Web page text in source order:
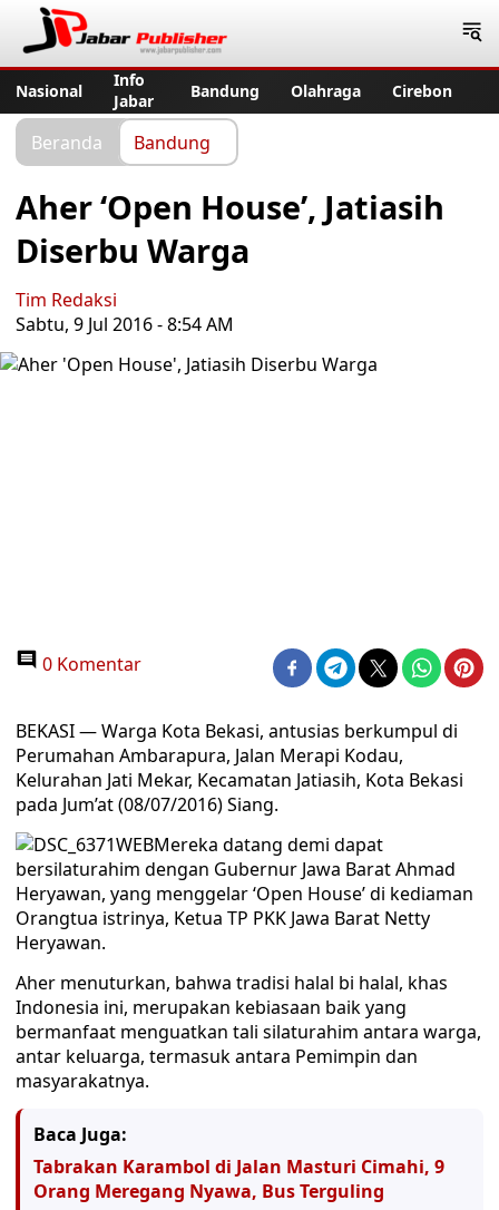
Nasional
Info
Jabar
Bandung Olahraga Cirebon
Beranda Bandung
Aher ‘Open House’, Jatiasih
Diserbu Warga
Tim Redaksi
Sabtu, 9 Jul 2016 - 8:54 AM
0 Komentar
BEKASI — Warga Kota Bekasi, antusias berkumpul di
Perumahan Ambarapura, Jalan Merapi Kodau,
Kelurahan Jati Mekar, Kecamatan Jatiasih, Kota Bekasi
pada Jum’at (08/07/2016) Siang.
Mereka datang demi dapat
bersilaturahim dengan Gubernur Jawa Barat Ahmad
Heryawan, yang menggelar ‘Open House’ di kediaman
Orangtua istrinya, Ketua TP PKK Jawa Barat Netty
Heryawan.
Aher menuturkan, bahwa tradisi halal bi halal, khas
Indonesia ini, merupakan kebiasaan baik yang
bermanfaat menguatkan tali silaturahim antara warga,
antar keluarga, termasuk antara Pemimpin dan
masyarakatnya.
Baca Juga:
Tabrakan Karambol di Jalan Masturi Cimahi, 9
Orang Meregang Nyawa, Bus Terguling